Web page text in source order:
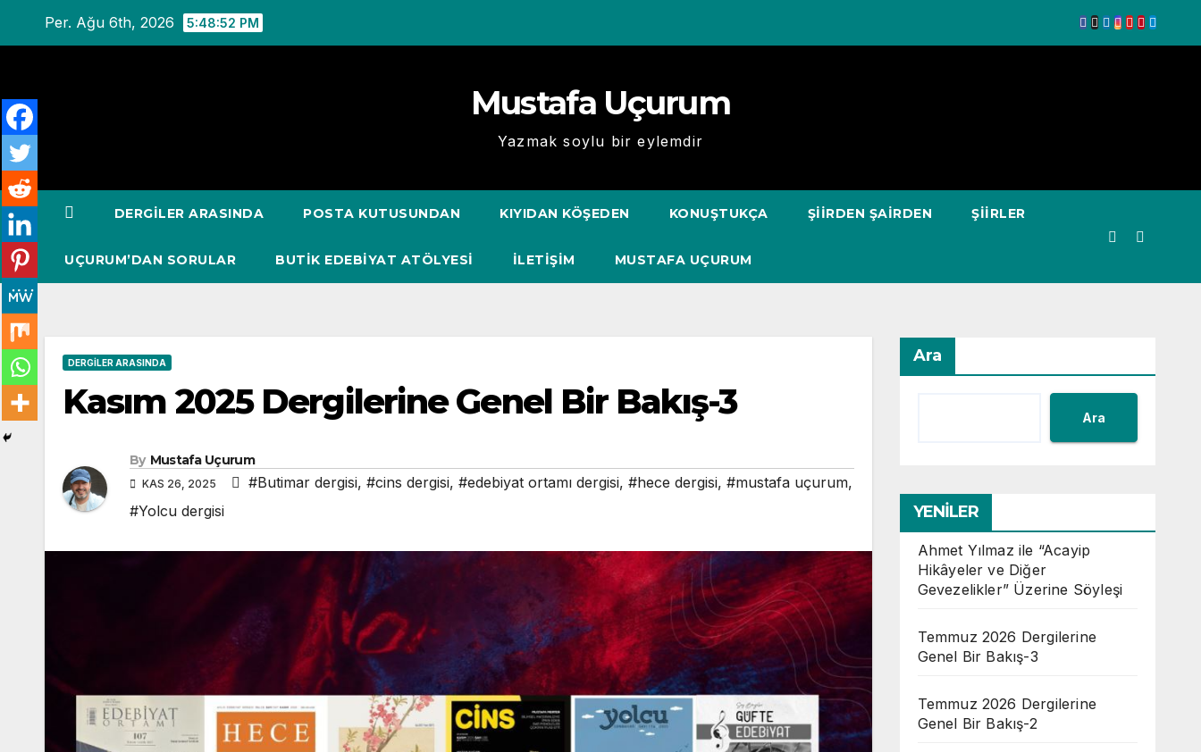
Per. Ağu 6th, 2026 5:48:53 PM
Mustafa Uçurum
Yazmak soylu bir eylemdir
DERGILER ARASINDA POSTA KUTUSUNDAN KIYIDAN KÖŞEDEN KONUŞTUKÇA ŞIIRDEN ŞAIRDEN ŞIIRLER
UÇURUM’DAN SORULAR BUTİK EDEBİYAT ATÖLYESİ İLETIŞIM MUSTAFA UÇURUM
DERGILER ARASINDA
Kasım 2025 Dergilerine Genel Bir Bakış-3
By Mustafa Uçurum
KAS 26, 2025 #Butimar dergisi, #cins dergisi, #edebiyat ortamı dergisi, #hece dergisi, #mustafa uçurum,
#Yolcu dergisi
Ara
Ara
YENİLER
Ahmet Yılmaz ile “Acayip
Hikâyeler ve Diğer
Gevezelikler” Üzerine Söyleşi
Temmuz 2026 Dergilerine
Genel Bir Bakış-3
Temmuz 2026 Dergilerine
Genel Bir Bakış-2